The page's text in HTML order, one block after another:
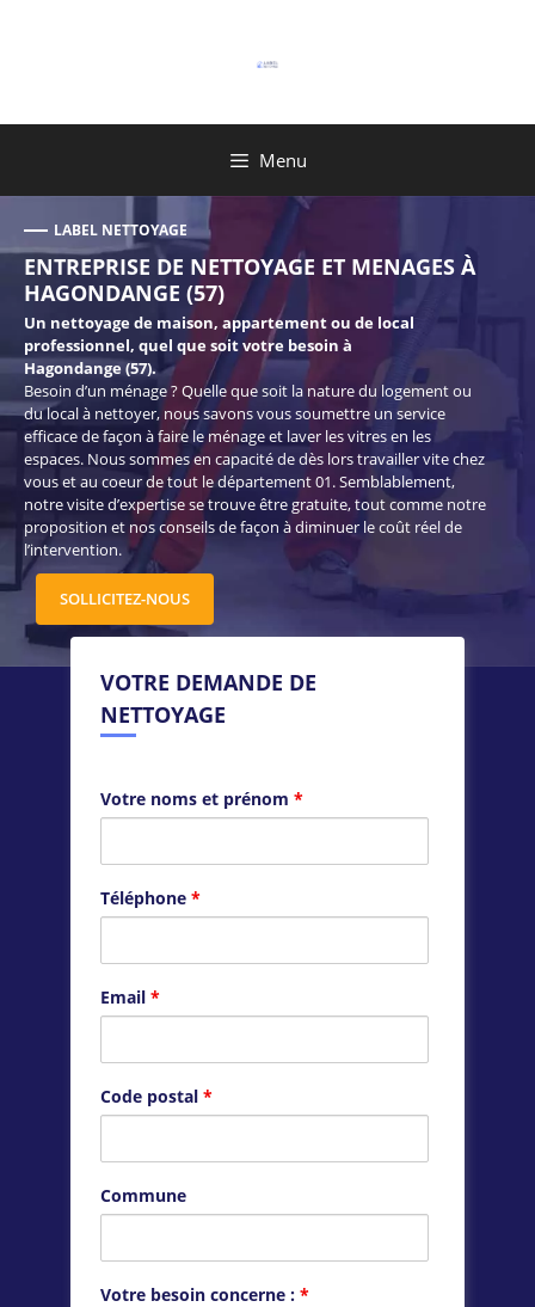
Menu
LABEL NETTOYAGE
ENTREPRISE DE NETTOYAGE ET MENAGES À
HAGONDANGE (57)
Un nettoyage de maison, appartement ou de local
professionnel, quel que soit votre besoin à
Hagondange (57).
Besoin d’un ménage ? Quelle que soit la nature du logement ou
du local à nettoyer, nous savons vous soumettre un service
efficace de façon à faire le ménage et laver les vitres en les
espaces. Nous sommes en capacité de dès lors travailler vite chez
vous et au coeur de tout le département 01. Semblablement,
notre visite d’expertise se trouve être gratuite, tout comme notre
proposition et nos conseils de façon à diminuer le coût réel de
l’intervention.
SOLLICITEZ-NOUS
VOTRE DEMANDE DE
NETTOYAGE
Votre noms et prénom *
Téléphone *
Email *
Code postal *
Commune
Votre besoin concerne : *